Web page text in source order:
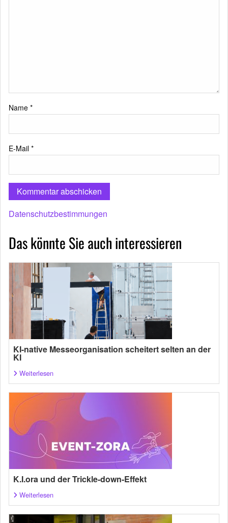
Name *
E-Mail *
Datenschutzbestimmungen
Das könnte Sie auch interessieren
KI-native Messeorganisation scheitert selten an der
KI
Weiterlesen
K.I.ora und der Trickle-down-Effekt
Weiterlesen